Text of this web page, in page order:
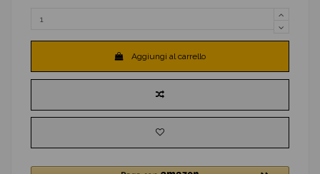
Aggiungi al carrello